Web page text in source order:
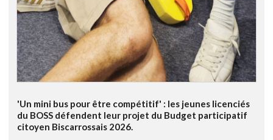
'Un mini bus pour être compétitif' : les jeunes licenciés
du BOSS défendent leur projet du Budget participatif
citoyen Biscarrossais 2026.